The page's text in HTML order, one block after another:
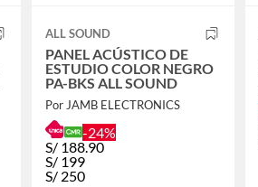
ALL SOUND
PANEL ACÚSTICO DE
ESTUDIO COLOR NEGRO
PA-BKS ALL SOUND
Por JAMB ELECTRONICS
-24%
S/ 188.90
S/ 199
S/ 250